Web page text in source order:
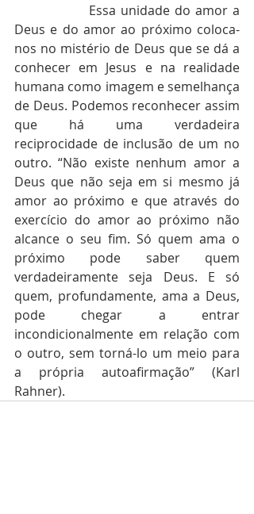
Essa unidade do amor a
Deus e do amor ao próximo coloca-
nos no mistério de Deus que se dá a
conhecer em Jesus e na realidade
humana como imagem e semelhança
de Deus. Podemos reconhecer assim
que há uma verdadeira
reciprocidade de inclusão de um no
outro. “Não existe nenhum amor a
Deus que não seja em si mesmo já
amor ao próximo e que através do
exercício do amor ao próximo não
alcance o seu fim. Só quem ama o
próximo pode saber quem
verdadeiramente seja Deus. E só
quem, profundamente, ama a Deus,
pode chegar a entrar
incondicionalmente em relação com
o outro, sem torná-lo um meio para
a própria autoafirmação” (Karl
Rahner).